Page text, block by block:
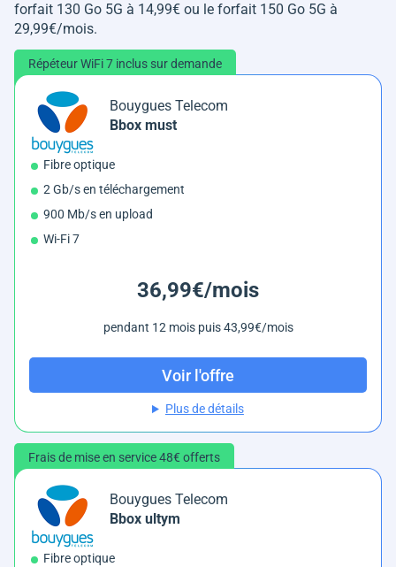
forfait 130 Go 5G à 14,99€ ou le forfait 150 Go 5G à
29,99€/mois.
Répéteur WiFi 7 inclus sur demande
Bouygues Telecom
Bbox must
Fibre optique
2 Gb/s en téléchargement
900 Mb/s en upload
Wi-Fi 7
36,99€/mois
pendant 12 mois puis 43,99€/mois
Voir l'offre
Plus de détails
Frais de mise en service 48€ offerts
Bouygues Telecom
Bbox ultym
Fibre optique